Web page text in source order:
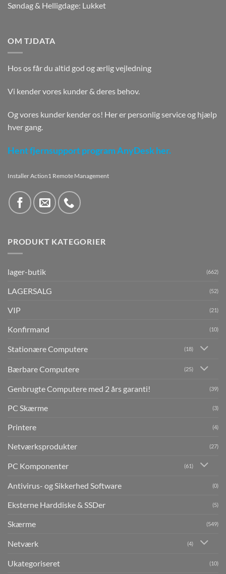
Søndag & Helligdage: Lukket
OM TJDATA
Hos os får du altid god og ærlig vejledning
Vi kender vores kunder & deres behov.
Og vores kunder kender os! Her er personlig service og hjælp
hver gang.
Hent fjernsupport program AnyDesk her.
Installer Action1 Remote Management
PRODUKT KATEGORIER
lager-butik (662)
LAGERSALG (52)
VIP (21)
Konfirmand (10)
Stationære Computere (18)
Bærbare Computere (25)
Genbrugte Computere med 2 års garanti! (39)
PC Skærme (3)
Printere (4)
Netværksprodukter (27)
PC Komponenter (61)
Antivirus- og Sikkerhed Software (0)
Eksterne Harddiske & SSDer (5)
Skærme (549)
Netværk (4)
Ukategoriseret (10)